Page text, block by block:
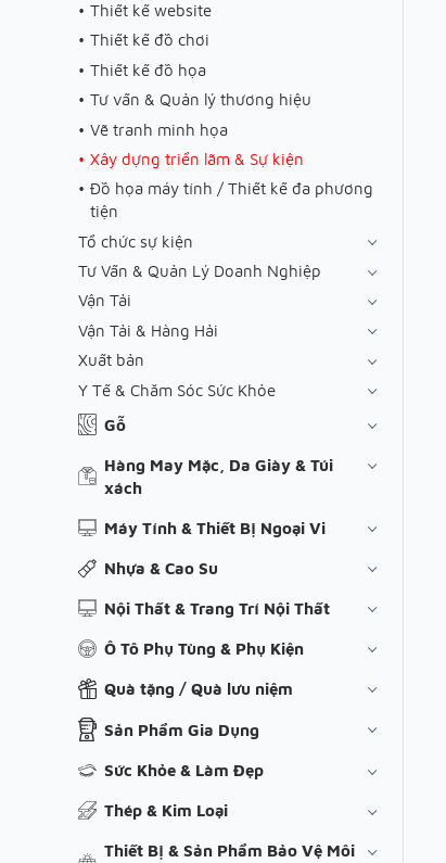
Thiết kế website
Thiết kế đồ chơi
Thiết kế đồ họa
Tư vấn & Quản lý thương hiệu
Vẽ tranh minh họa
Xây dựng triển lãm & Sự kiện
Đồ họa máy tính / Thiết kế đa phương
tiện
Tổ chức sự kiện
Tư Vấn & Quản Lý Doanh Nghiệp
Vận Tải
Vận Tải & Hàng Hải
Xuất bản
Y Tế & Chăm Sóc Sức Khỏe
Gỗ
Hàng May Mặc, Da Giày & Túi
xách
Máy Tính & Thiết Bị Ngoại Vi
Nhựa & Cao Su
Nội Thất & Trang Trí Nội Thất
Ô Tô Phụ Tùng & Phụ Kiện
Quà tặng / Quà lưu niệm
Sản Phẩm Gia Dụng
Sức Khỏe & Làm Đẹp
Thép & Kim Loại
Thiết Bị & Sản Phẩm Bảo Vệ Môi